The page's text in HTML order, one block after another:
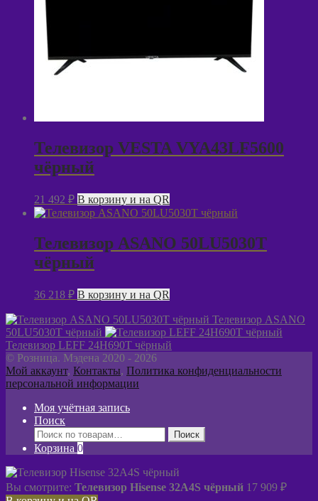
Телевизор VESTA VYA43LF5600
чёрный
21 492 ₽ В корзину и на QR
Телевизор ASANO 50LU5030T
чёрный
36 218 ₽ В корзину и на QR
Телевизор ASANO
50LU5030T чёрный
Телевизор LEFF 24H690T чёрный
© Розница. Мэдена 2020 - 2026
Мой аккаунт, Контакты, Политика конфиденциальности
персональной информации
Моя учётная запись
Поиск
Искать:
Поиск
Корзина 0
Вы смотрите: Телевизор Hisense 32A4S чёрный 17 909 ₽